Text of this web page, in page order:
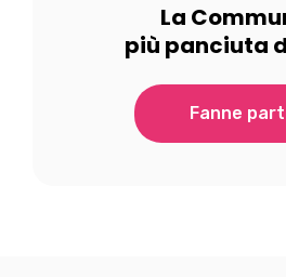
La
più panciuta
Fanne